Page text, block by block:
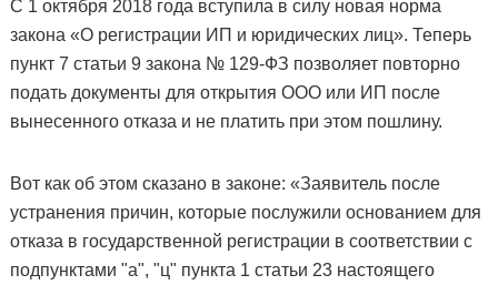
С 1 октября 2018 года вступила в силу новая норма
закона «О регистрации ИП и юридических лиц». Теперь
пункт 7 статьи 9 закона № 129-ФЗ позволяет повторно
подать документы для открытия ООО или ИП после
вынесенного отказа и не платить при этом пошлину.
Вот как об этом сказано в законе: «Заявитель после
устранения причин, которые послужили основанием для
отказа в государственной регистрации в соответствии с
подпунктами "а", "ц" пункта 1 статьи 23 настоящего